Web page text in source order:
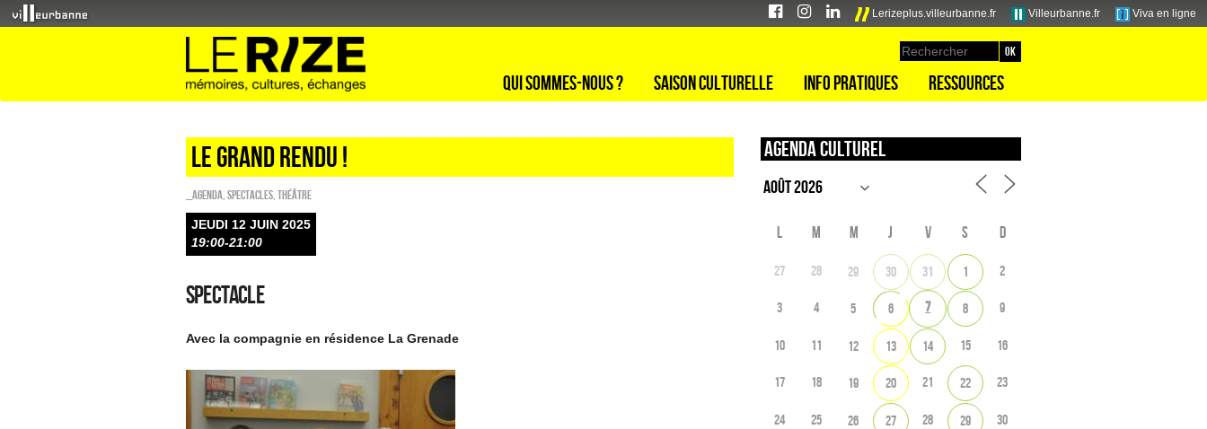
Lerizeplus.villeurbanne.fr Villeurbanne.fr Viva en ligne
Qui sommes-nous ? Saison culturelle Info pratiques Ressources
LE GRAND RENDU !
_Agenda SPECTACLES Théâtre
JEUDI 12 JUIN 2025
19:00-21:00
Spectacle
Avec la compagnie en résidence La Grenade
Agenda culturel
L M M J V S D
27 28 29 30 31 1 2
3 4 5 6 7 8 9
10 11 12 13 14 15 16
17 18 19 20 21 22 23
24 25 26 27 28 29 30